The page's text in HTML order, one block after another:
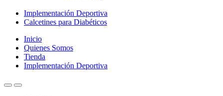
Implementación Deportiva
Calcetines para Diabéticos
Inicio
Quienes Somos
Tienda
Implementación Deportiva